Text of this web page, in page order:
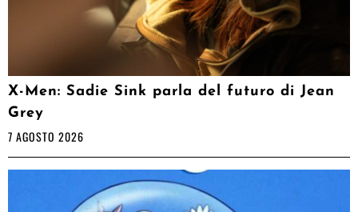
X-Men: Sadie Sink parla del futuro di Jean
Grey
7 AGOSTO 2026